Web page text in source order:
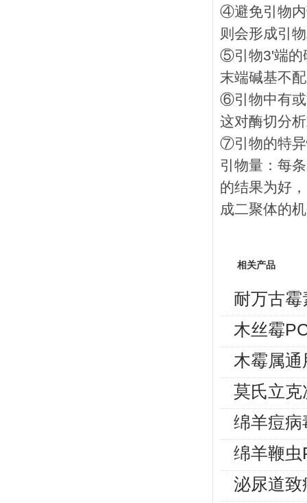
④避免引物内
则会形成引
⑤引物3'端的
末端碱基不
⑥引物中有或
这对酶切分
⑦引物的特异
引物量：每
的结果为好
成二聚体的
相关产品
耐万古
木丝霉
木霉属
莫氏立
绵羊痘
绵羊鞭
泌尿道